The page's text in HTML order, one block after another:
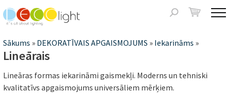
Meklēšanas
Jūs
atrodaties
šeit
Sākums » DEKORATĪVAIS APGAISMOJUMS » Iekarināms »
Lineārais
Lineāras formas iekarināmi gaismekļi. Moderns un tehniski
kvalitatīvs apgaismojums universāliem mērķiem.